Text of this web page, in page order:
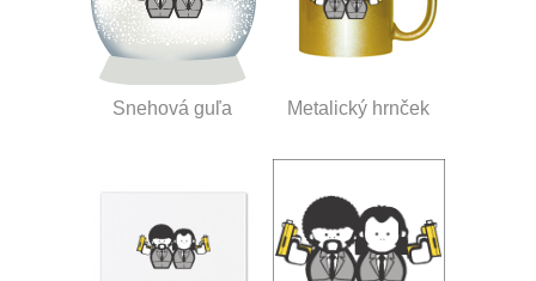
Snehová guľa Metalický hrnček